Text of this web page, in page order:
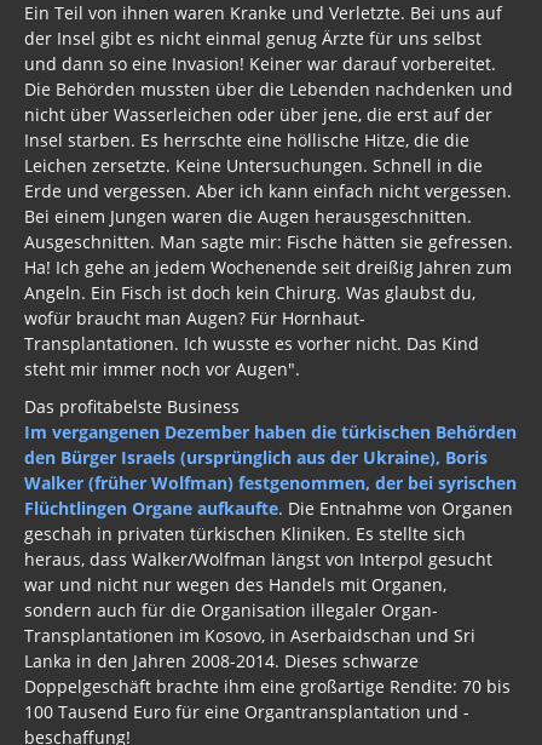
Ein Teil von ihnen waren Kranke und Verletzte. Bei uns auf
der Insel gibt es nicht einmal genug Ärzte für uns selbst
und dann so eine Invasion! Keiner war darauf vorbereitet.
Die Behörden mussten über die Lebenden nachdenken und
nicht über Wasserleichen oder über jene, die erst auf der
Insel starben. Es herrschte eine höllische Hitze, die die
Leichen zersetzte. Keine Untersuchungen. Schnell in die
Erde und vergessen. Aber ich kann einfach nicht vergessen.
Bei einem Jungen waren die Augen herausgeschnitten.
Ausgeschnitten. Man sagte mir: Fische hätten sie gefressen.
Ha! Ich gehe an jedem Wochenende seit dreißig Jahren zum
Angeln. Ein Fisch ist doch kein Chirurg. Was glaubst du,
wofür braucht man Augen? Für Hornhaut-
Transplantationen. Ich wusste es vorher nicht. Das Kind
steht mir immer noch vor Augen".
Das profitabelste Business
Im vergangenen Dezember haben die türkischen Behörden
den Bürger Israels (ursprünglich aus der Ukraine), Boris
Walker (früher Wolfman) festgenommen, der bei syrischen
Flüchtlingen Organe aufkaufte. Die Entnahme von Organen
geschah in privaten türkischen Kliniken. Es stellte sich
heraus, dass Walker/Wolfman längst von Interpol gesucht
war und nicht nur wegen des Handels mit Organen,
sondern auch für die Organisation illegaler Organ-
Transplantationen im Kosovo, in Aserbaidschan und Sri
Lanka in den Jahren 2008-2014. Dieses schwarze
Doppelgeschäft brachte ihm eine großartige Rendite: 70 bis
100 Tausend Euro für eine Organtransplantation und -
beschaffung!